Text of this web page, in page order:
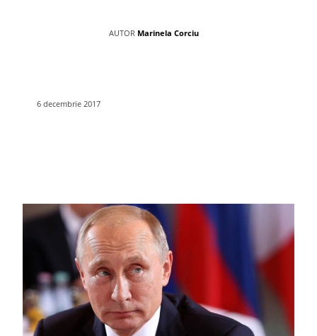
AUTOR Marinela Corciu
6 decembrie 2017